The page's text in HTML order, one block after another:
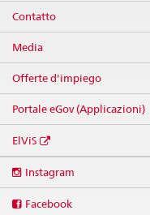
Contatto
Media
Offerte d'impiego
Portale eGov (Applicazioni)
ElViS
media
Instagram
Facebook